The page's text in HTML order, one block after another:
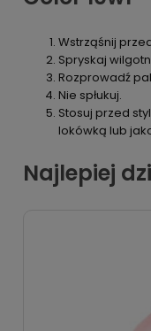
Wstrząśnij
Spryskaj
Rozprowadź
Nie spłukuj.
Stosuj przed
lokówką lub
Najlepiej